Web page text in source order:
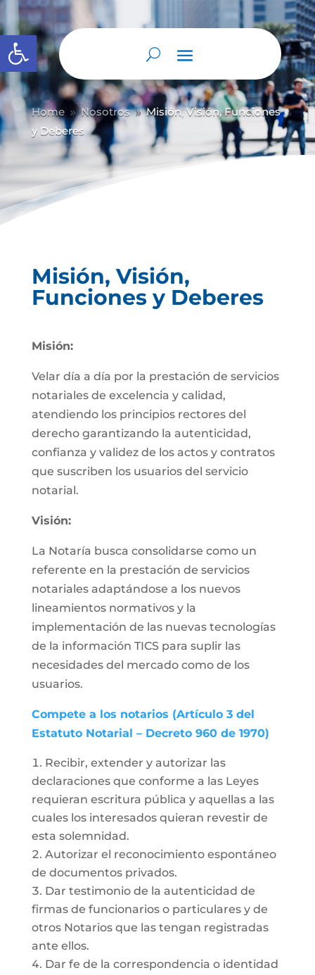
Abrir barra de herramientas
Home 9 Nosotros 9 Misión, Visión, Funciones
y Deberes
Misión, Visión,
Funciones y Deberes
Misión:
Velar día a día por la prestación de servicios
notariales de excelencia y calidad,
atendiendo los principios rectores del
derecho garantizando la autenticidad,
confianza y validez de los actos y contratos
que suscriben los usuarios del servicio
notarial.
Visión:
La Notaría busca consolidarse como un
referente en la prestación de servicios
notariales adaptándose a los nuevos
lineamientos normativos y la
implementación de las nuevas tecnologías
de la información TICS para suplir las
necesidades del mercado como de los
usuarios.
Compete a los notarios (Artículo 3 del
Estatuto Notarial – Decreto 960 de 1970)
Recibir, extender y autorizar las
declaraciones que conforme a las Leyes
requieran escritura pública y aquellas a las
cuales los interesados quieran revestir de
esta solemnidad.
Autorizar el reconocimiento espontáneo
de documentos privados.
Dar testimonio de la autenticidad de
firmas de funcionarios o particulares y de
otros Notarios que las tengan registradas
ante ellos.
Dar fe de la correspondencia o identidad